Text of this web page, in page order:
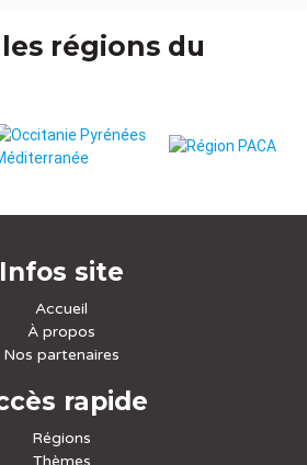
régions du
Infos site
Accueil
À propos
Nos partenaires
rapide
Régions
Thèmes